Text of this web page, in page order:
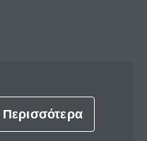
Περισσότερα